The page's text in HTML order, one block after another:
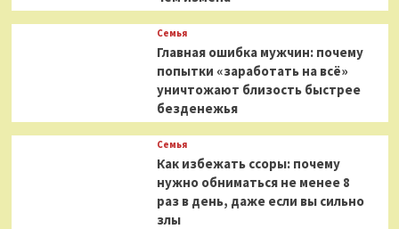
Семья
Главная ошибка мужчин: почему
попытки «заработать на всё»
уничтожают близость быстрее
безденежья
Семья
Как избежать ссоры: почему
нужно обниматься не менее 8
раз в день, даже если вы сильно
злы